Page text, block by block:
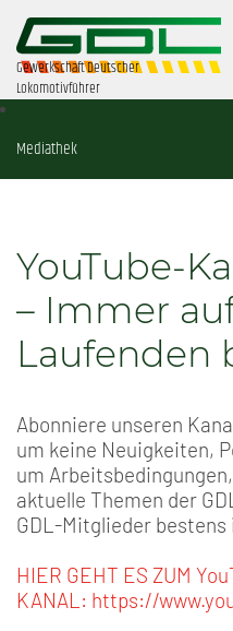
Gewerkschaft Deutscher
Lokomotivführer
Mediathek
YouTube-
– Immer
Laufenden
Abonniere unseren
um keine Neuigkeiten,
um
aktuelle Themen der
GDL-Mitglieder
HIER GEHT ES ZUM
KANAL: https://